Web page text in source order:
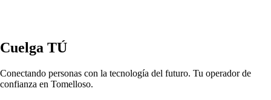
Cuelga TÚ
Conectando personas con la tecnología del futuro. Tu operador de
confianza en Tomelloso.